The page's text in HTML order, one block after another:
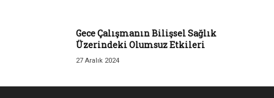
Gece Çalışmanın Bilişsel Sağlık
Üzerindeki Olumsuz Etkileri
27 Aralık 2024